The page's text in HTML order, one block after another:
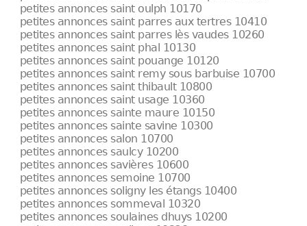
petites annonces saint oulph 10170
petites annonces saint parres aux tertres 10410
petites annonces saint parres lès vaudes 10260
petites annonces saint phal 10130
petites annonces saint pouange 10120
petites annonces saint remy sous barbuise 10700
petites annonces saint thibault 10800
petites annonces saint usage 10360
petites annonces sainte maure 10150
petites annonces sainte savine 10300
petites annonces salon 10700
petites annonces saulcy 10200
petites annonces savières 10600
petites annonces semoine 10700
petites annonces soligny les étangs 10400
petites annonces sommeval 10320
petites annonces soulaines dhuys 10200